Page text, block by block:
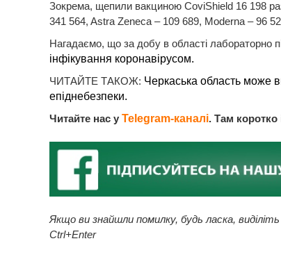
Зокрема, щепили вакциною CoviShield 16 198
341 564, Astra Zeneca – 109 689, Moderna – 96
Нагадаємо, що за добу в області лабораторно
інфікування коронавірусом.
ЧИТАЙТЕ ТАКОЖ: Черкаська область може
епіднебезпеки.
Читайте нас у Telegram-каналі. Там коротко
Якщо ви знайшли помилку, будь ласка,
Ctrl+Enter